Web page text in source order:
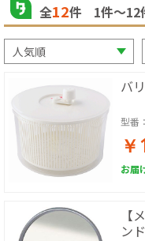
全12件 1件〜12
バ
型番：
お届
【
ン